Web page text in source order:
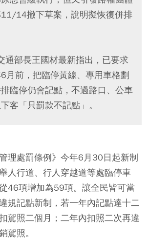
14撤下草案，說明擬恢復併排
通部長王國材最新指出，已要求
月前，把臨停黃線、專用車格劃
臨停仍會記點，不過路口、公車
客「只罰款不記點」。
理處罰條例》今年6月30日起新制
人行道、行人穿越道等處臨停車
46項增加為59項。讓全民皆可當
規記點新制，若一年內記點達十二
駕照二個月；二年內扣照二次再違
駕照。